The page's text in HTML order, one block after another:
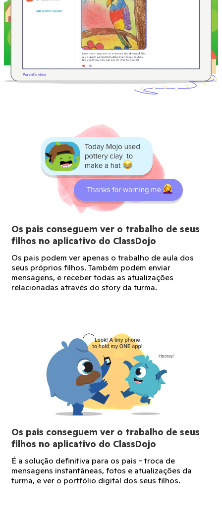
Os pais conseguem ver o trabalho de seus
filhos no aplicativo do ClassDojo
Os pais podem ver apenas o trabalho de aula dos
seus próprios filhos. Também podem enviar
mensagens, e receber todas as atualizações
relacionadas através do story da turma.
Os pais conseguem ver o trabalho de seus
filhos no aplicativo do ClassDojo
É a solução definitiva para os pais - troca de
mensagens instantâneas, fotos e atualizações da
turma, e ver o portfólio digital dos seus filhos.